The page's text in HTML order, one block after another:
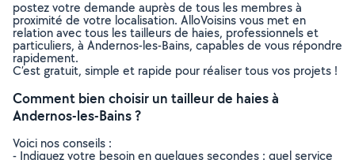
postez votre demande auprès de tous les membres à
proximité de votre localisation. AlloVoisins vous met en
relation avec tous les tailleurs de haies, professionnels et
particuliers, à Andernos-les-Bains, capables de vous répondre
rapidement.
C’est gratuit, simple et rapide pour réaliser tous vos projets !
Comment bien choisir un tailleur de haies à
Andernos-les-Bains ?
Voici nos conseils :
- Indiquez votre besoin en quelques secondes : quel service